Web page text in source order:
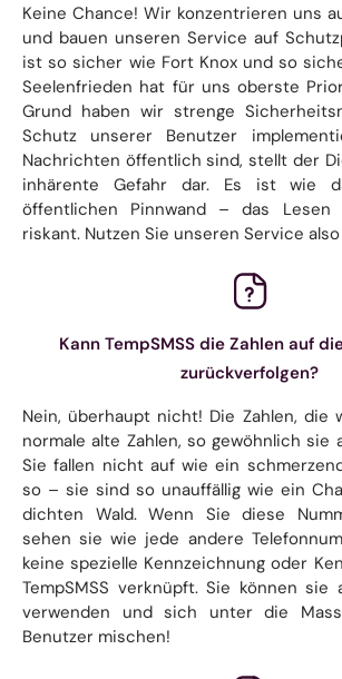
Keine Chance! Wir konzentrieren uns
und bauen unseren Service auf
ist so sicher wie Fort Knox und so
Seelenfrieden hat für uns oberste
Grund haben wir strenge
Schutz unserer Benutzer
Nachrichten öffentlich sind, stellt der
inhärente Gefahr dar. Es ist wie
öffentlichen Pinnwand – das
riskant. Nutzen Sie unseren Service
Kann TempSMSS die Zahlen auf
zurückverfolgen?
Nein, überhaupt nicht! Die Zahlen, die
normale alte Zahlen, so gewöhnlich sie
Sie fallen nicht auf wie ein
so – sie sind so unauffällig wie ein
dichten Wald. Wenn Sie diese
sehen sie wie jede andere
keine spezielle Kennzeichnung oder
TempSMSS verknüpft. Sie können sie
verwenden und sich unter die
Benutzer mischen!